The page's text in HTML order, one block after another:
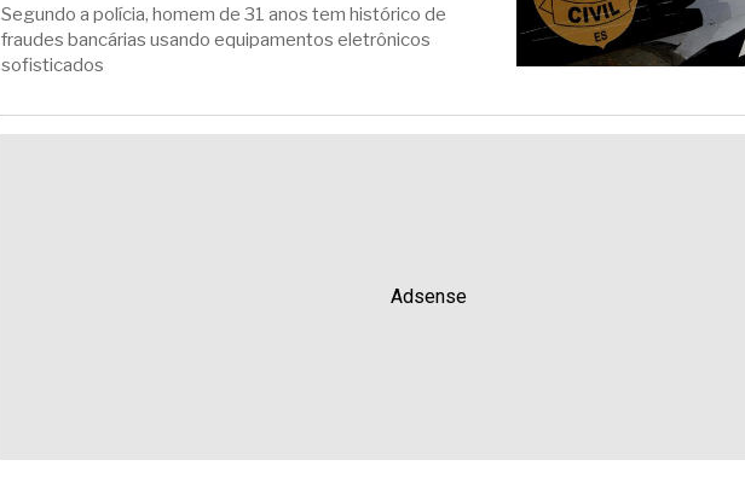
Segundo a polícia, homem de 31 anos tem histórico de
fraudes bancárias usando equipamentos eletrônicos
sofisticados
Adsense